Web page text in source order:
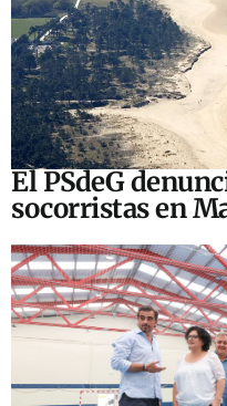
El PSdeG
socorristas en